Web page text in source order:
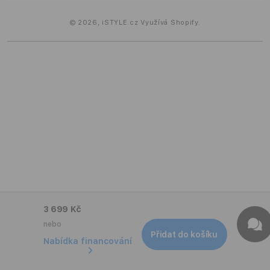
3 699 Kč
nebo
Nabídka financování
Přidat do košíku
© 2026, iSTYLE.cz Využívá Shopify.